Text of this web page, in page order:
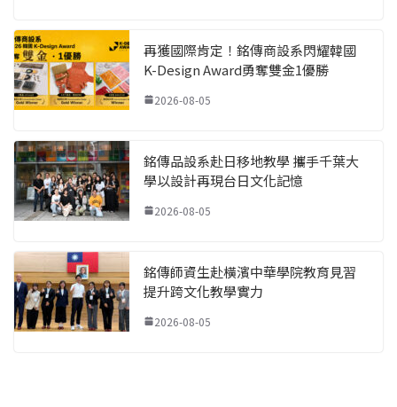
再獲國際肯定！銘傳商設系閃耀韓國
K-Design Award勇奪雙金1優勝
2026-08-05
銘傳品設系赴日移地教學 攜手千葉大
學以設計再現台日文化記憶
2026-08-05
銘傳師資生赴橫濱中華學院教育見習
提升跨文化教學實力
2026-08-05